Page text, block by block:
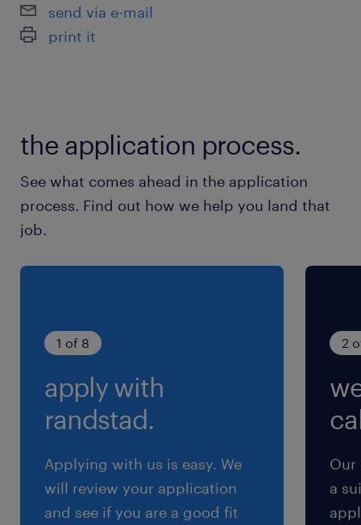
大江戸線／都庁前駅（徒歩15分）
京王線、小田急小田原線、新宿線、大江戸線、埼
休日休暇
土日祝休み（完全週休2日制）
就業時間
9:00-18:00（実働8時間00分・休憩60分）
月20hほど
交通費
※【 上限4万まで 】支給いたします！(※バス代
支給あり、弊社規定に基づく)
send via e-mail
print it
the application process.
See what comes ahead in the application
process. Find out how we help you land that
job.
1 of 8
apply with
randstad.
Applying with us is easy. We
will review your application
and see if you are a good fit
2
Our
a